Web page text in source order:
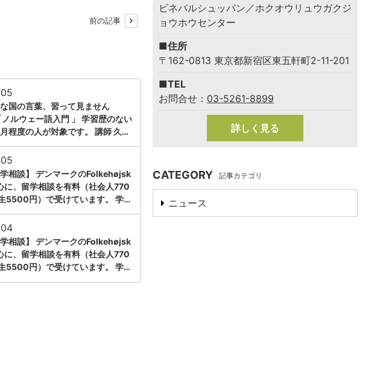
前の記事
な国の言葉、習って見ません
ルウェー語入門 」 学習歴のない
程度の人が対象です。 講師 久…
学相談】 デンマークのFolkehøjsk
に、留学相談を有料（社会人770
5500円）で受けています。 学…
学相談】 デンマークのFolkehøjsk
に、留学相談を有料（社会人770
5500円）で受けています。 学…
ビネバルシュッパン／ホクオウリュウガクジ
ョウホウセンター
■住所
〒162-0813 東京都新宿区東五軒町2-11-201
■TEL
お問合せ： 03-5261-8899
詳しく見る
CATEGORY 記事カテゴリ
ニュース